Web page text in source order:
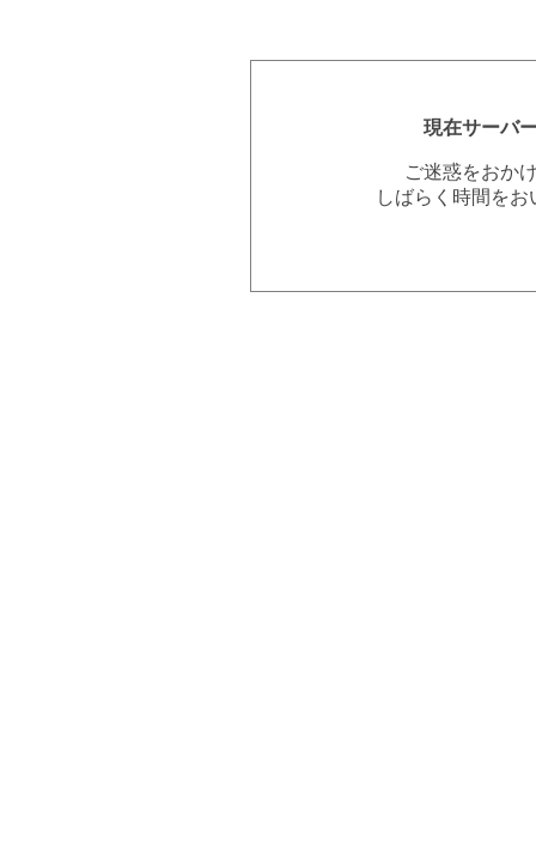
現在サーバ
ご迷惑をおか
しばらく時間を